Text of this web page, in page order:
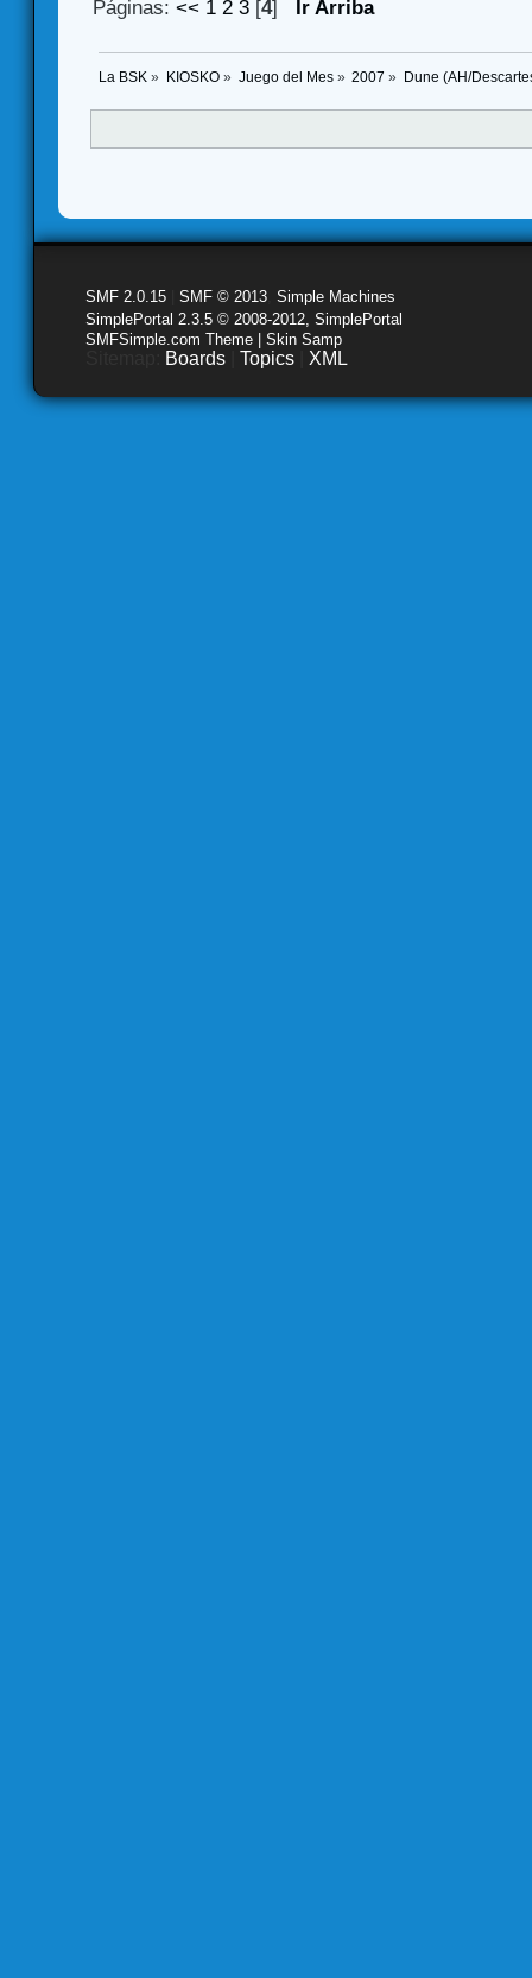
Páginas:<< 1 2 3 [4] Ir Arriba
La BSK » KIOSKO» Juego del Mes» 2007 » Dune (AH/
SMF 2.0.15 SMF © 2013 Simple Machines
SimplePortal 2.3.5 © 2008-2012, SimplePortal
SMFSimple.com Theme | Skin Samp
Boards Topics XML